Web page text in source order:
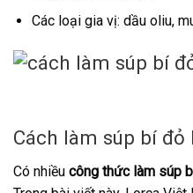
Các loại gia vị: dầu oliu,
Cách làm súp bí đỏ
Có nhiều công thức làm súp